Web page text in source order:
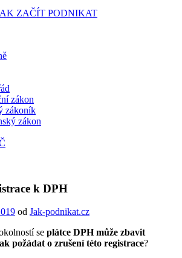
ZAČÍT PODNIKAT
zákon
zákoník
zákon
k DPH
od Jak-podnikat.cz
se plátce DPH může zbavit
požádat o zrušení této registrace?